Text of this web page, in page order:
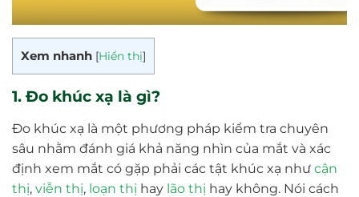
Xem nhanh [Hiển thị]
1. Đo khúc xạ là gì?
Đo khúc xạ là một phương pháp kiểm tra chuyên
sâu nhằm đánh giá khả năng nhìn của mắt và xác
định xem mắt có gặp phải các tật khúc xạ như cận
thị, viễn thị, loạn thị hay lão thị hay không. Nói cách